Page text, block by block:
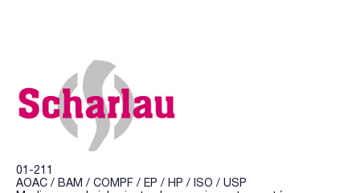
01-211
AOAC / BAM / COMPF / EP / HP / ISO / USP